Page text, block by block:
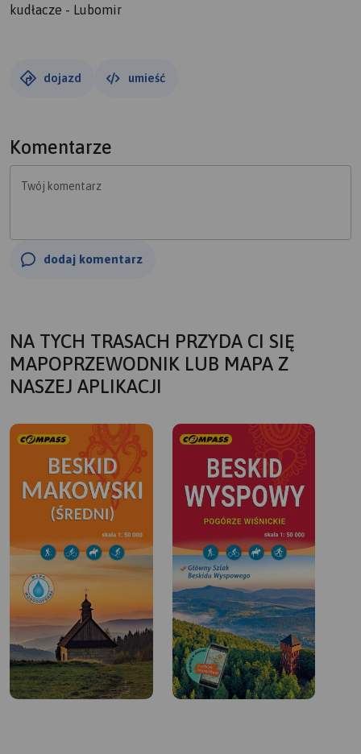
kudłacze - Lubomir
dojazd umieść
Komentarze
Twój komentarz
dodaj komentarz
NA TYCH TRASACH PRZYDA CI SIĘ
MAPOPRZEWODNIK LUB MAPA Z
NASZEJ APLIKACJI